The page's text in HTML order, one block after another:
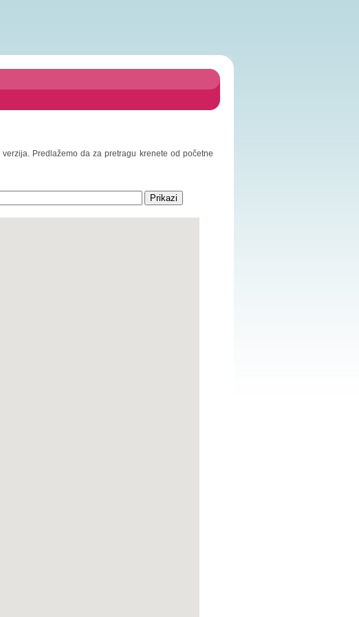
Predlažemo da za pretragu krenete od početne